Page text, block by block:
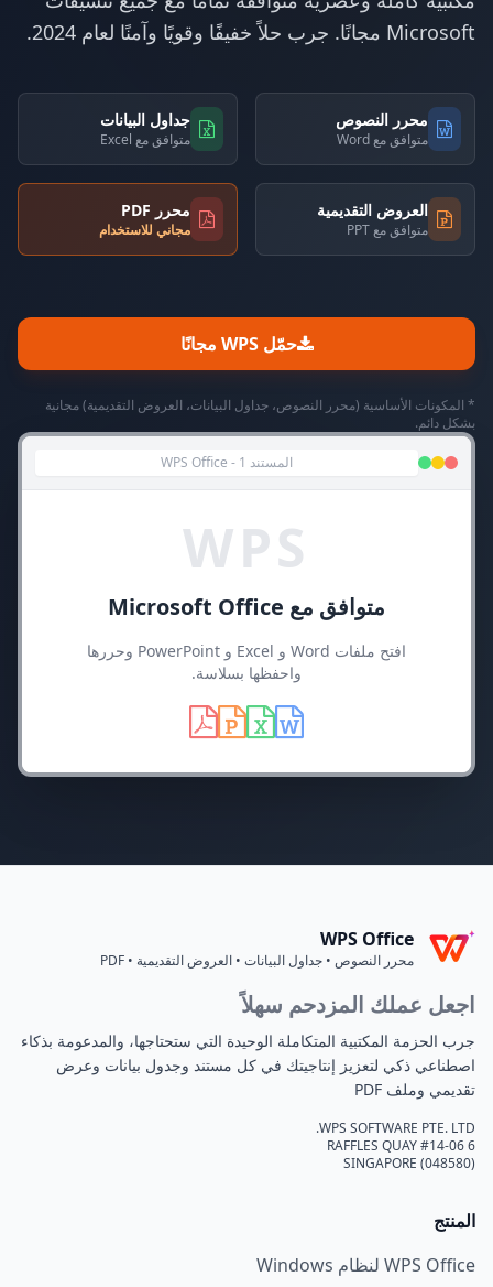
Microsoft مجانًا. جرب حلاً خفيفًا وقويًا وآمنًا لعام 2024.
محرر النصوص
متوافق مع Word
جداول البيانات
متوافق مع Excel
العروض التقديمية
متوافق مع PPT
محرر PDF
مجاني للاستخدام
حمّل WPS مجانًا
* المكونات الأساسية (محرر النصوص، جداول البيانات، العروض التقديمية) مجانية
بشكل دائم.
المستند 1 - WPS Office
WPS
متوافق مع Microsoft Office
افتح ملفات Word و Excel و PowerPoint وحررها
واحفظها بسلاسة.
WPS Office
محرر النصوص • جداول البيانات • العروض التقديمية • PDF
اجعل عملك المزدحم سهلاً
جرب الحزمة المكتبية المتكاملة الوحيدة التي ستحتاجها، والمدعومة بذكاء
اصطناعي ذكي لتعزيز إنتاجيتك في كل مستند وجدول بيانات وعرض
تقديمي وملف PDF
WPS SOFTWARE PTE. LTD.
6 RAFFLES QUAY #14-06
SINGAPORE (048580)
المنتج
WPS Office لنظام Windows